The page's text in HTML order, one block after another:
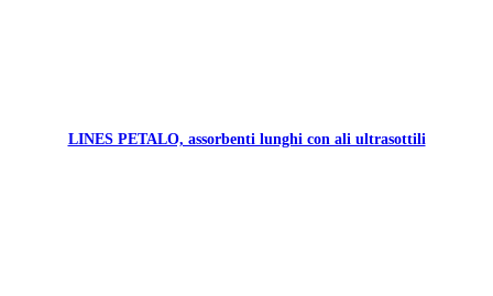
LINES PETALO, assorbenti lunghi con ali ultrasottili